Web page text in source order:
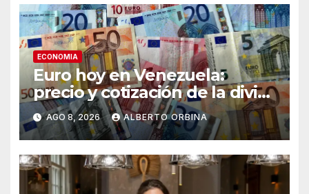
ECONOMIA
Euro hoy en Venezuela:
precio y cotización de la divisa
este sábado 8 de agosto de
2026
AGO 8, 2026 ALBERTO ORBINA